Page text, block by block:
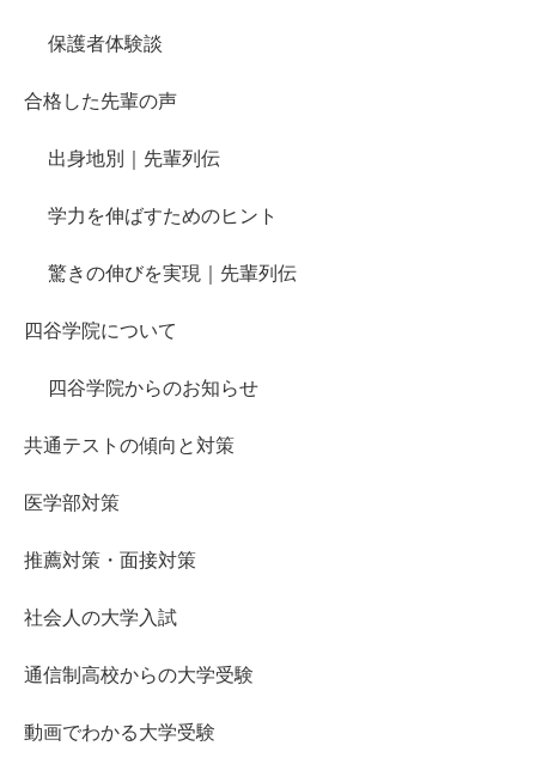
保護者体験談
合格した先輩の声
出身地別｜先輩列伝
学力を伸ばすためのヒント
驚きの伸びを実現｜先輩列伝
四谷学院について
四谷学院からのお知らせ
共通テストの傾向と対策
医学部対策
推薦対策・面接対策
社会人の大学入試
通信制高校からの大学受験
動画でわかる大学受験